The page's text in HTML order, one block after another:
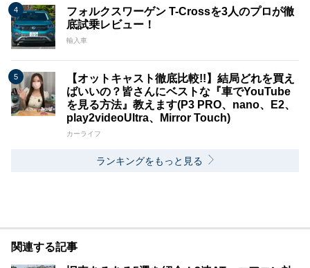
フォルクスワーゲン T-Crossを3人のプロが徹
底試乗レビュー！
輸入車
【オットキャスト徹底比較!!】結局どれを買え
ばいいの？皆さんにベストな『車でYouTube
を見る方法』教えます(P3 PRO、nano、E2、
play2videoUltra、Mirror Touch)
カーライフ
ランキングをもっと見る
関連する記事